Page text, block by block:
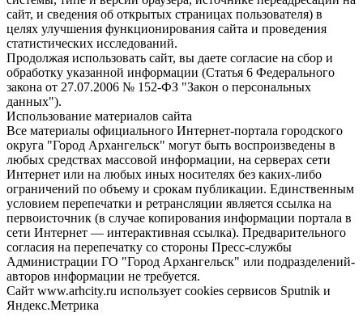
сайт, и сведения об открытых страницах пользователя) в
целях улучшения функционирования сайта и проведения
статистических исследований.
Продолжая использовать сайт, вы даете согласие на сбор и
обработку указанной информации (Статья 6 Федерального
закона от 27.07.2006 № 152-ФЗ "Закон о персональных
данных").
Использование материалов сайта
Все материалы официального Интернет-портала городского
округа "Город Архангельск" могут быть воспроизведены в
любых средствах массовой информации, на серверах сети
Интернет или на любых иных носителях без каких-либо
ограничений по объему и срокам публикации. Единственным
условием перепечатки и ретрансляции является ссылка на
первоисточник (в случае копирования информации портала в
сети Интернет — интерактивная ссылка). Предварительного
согласия на перепечатку со стороны Пресс-службы
Администрации ГО "Город Архангельск" или подразделений-
авторов информации не требуется.
Сайт www.arhcity.ru использует cookies сервисов Sputnik и
Яндекс.Метрика